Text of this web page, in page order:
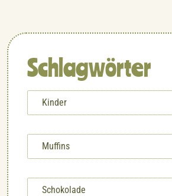
Schlagwörter
Kinder
Muffins
Schokolade